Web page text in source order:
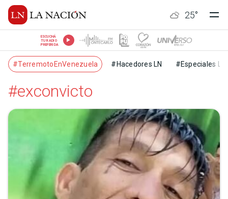
25°
ESCUCHÁ
TU RADIO
PREFERIDA
#TerremotoEnVenezuela #Hacedores LN #Especiales LN
#exconvicto